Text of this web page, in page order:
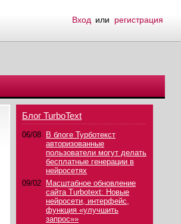
Вход или регистрация
Блог TurboText
06/08
В блоге Турботекст
авторизованные
пользователи могут делать
бесплатные генерации в
нейросетях
09/02
Масштабное обновление
сайта Turbotext: Новые
нейросети, интерфейс,
функция «улучшить
запрос»»